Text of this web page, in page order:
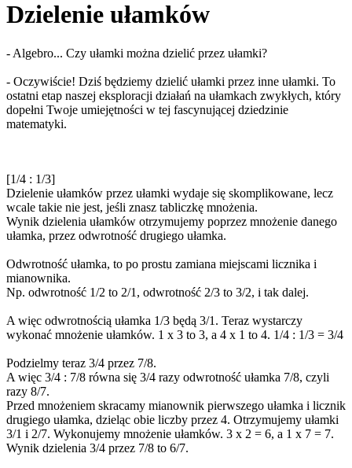
Dzielenie ułamków
- Algebro... Czy ułamki można dzielić przez ułamki?
- Oczywiście! Dziś będziemy dzielić ułamki przez inne ułamki. To
ostatni etap naszej eksploracji działań na ułamkach zwykłych, który
dopełni Twoje umiejętności w tej fascynującej dziedzinie
matematyki.
[1/4 : 1/3]
Dzielenie ułamków przez ułamki wydaje się skomplikowane, lecz
wcale takie nie jest, jeśli znasz tabliczkę mnożenia.
Wynik dzielenia ułamków otrzymujemy poprzez mnożenie danego
ułamka, przez odwrotność drugiego ułamka.
Odwrotność ułamka, to po prostu zamiana miejscami licznika i
mianownika.
Np. odwrotność 1/2 to 2/1, odwrotność 2/3 to 3/2, i tak dalej.
A więc odwrotnością ułamka 1/3 będą 3/1. Teraz wystarczy
wykonać mnożenie ułamków. 1 x 3 to 3, a 4 x 1 to 4. 1/4 : 1/3 = 3/4
Podzielmy teraz 3/4 przez 7/8.
A więc 3/4 : 7/8 równa się 3/4 razy odwrotność ułamka 7/8, czyli
razy 8/7.
Przed mnożeniem skracamy mianownik pierwszego ułamka i licznik
drugiego ułamka, dzieląc obie liczby przez 4. Otrzymujemy ułamki
3/1 i 2/7. Wykonujemy mnożenie ułamków. 3 x 2 = 6, a 1 x 7 = 7.
Wynik dzielenia 3/4 przez 7/8 to 6/7.